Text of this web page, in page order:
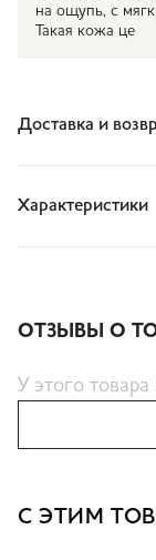
на ощупь, с
Такая кожа це
Доставка и
Характеристики
ОТЗЫВЫ О
У этого
С ЭТИМ